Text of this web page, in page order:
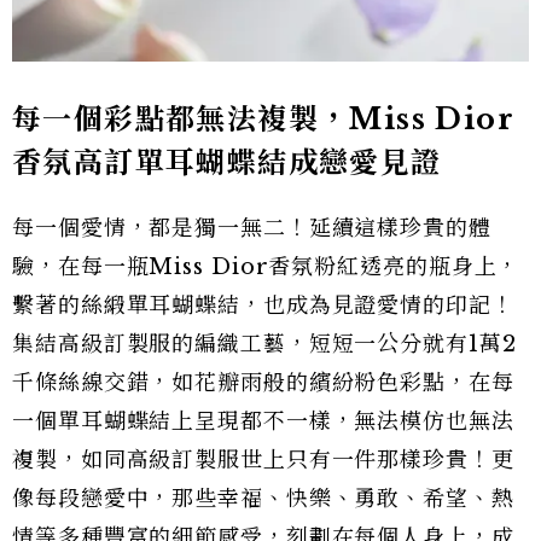
每一個彩點都無法複製，Miss Dior
香氛高訂單耳蝴蝶結成戀愛見證
每一個愛情，都是獨一無二！延續這樣珍貴的體
驗，在每一瓶Miss Dior香氛粉紅透亮的瓶身上，
繫著的絲緞單耳蝴蝶結，也成為見證愛情的印記！
集結高級訂製服的編織工藝，短短一公分就有1萬2
千條絲線交錯，如花瓣雨般的繽紛粉色彩點，在每
一個單耳蝴蝶結上呈現都不一樣，無法模仿也無法
複製，如同高級訂製服世上只有一件那樣珍貴！更
像每段戀愛中，那些幸福、快樂、勇敢、希望、熱